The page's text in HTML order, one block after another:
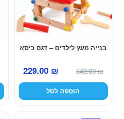
בנייה מעץ לילדים – דגם כיסא
349.00₪
המחיר
המקורי
היה:
229.00 ₪
המחיר
הנוכחי
הוא:
הוספה לסל